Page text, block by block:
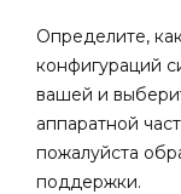
Определите,
конфигураций
вашей и
аппаратной
пожалуйста
поддержки.